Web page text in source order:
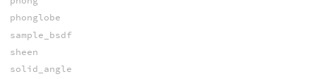
phonglobe
sample_bsdf
sheen
solid_angle